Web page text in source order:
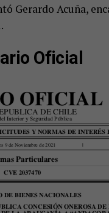
Gerardo Acuña,
Oficial